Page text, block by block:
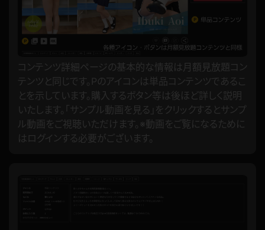
コンテンツ詳細ページの基本的な情報は月額見放題コン
テンツと同じです。Pのアイコンは単品コンテンツであるこ
とを示しています。購入するボタン等は後ほど詳しく説明
いたします。「サンプル動画を見る」をクリックするとサンプ
ル動画をご視聴いただけます。※動画をご覧になるために
はログインする必要がございます。